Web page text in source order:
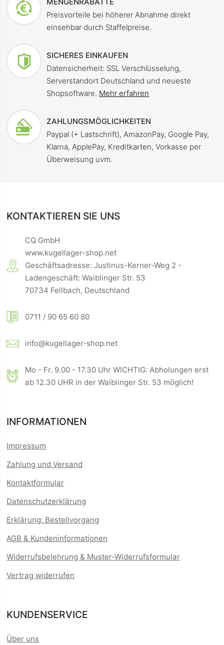
Preisvorteile bei höherer Abnahme direkt
einsehbar durch Staffelpreise.
SICHERES EINKAUFEN
Datensicherheit: SSL Verschlüsselung,
Serverstandort Deutschland und neueste
Shopsoftware. Mehr erfahren
ZAHLUNGSMÖGLICHKEITEN
Paypal (+ Lastschrift), AmazonPay, Google Pay,
Klarna, ApplePay, Kreditkarten, Vorkasse per
Überweisung uvm.
KONTAKTIEREN SIE UNS
CQ GmbH
www.kugellager-shop.net
Geschäftsadresse: Justinus-Kerner-Weg 2 -
Ladengeschäft: Waiblinger Str. 53
70734 Fellbach, Deutschland
0711 / 90 65 60 80
info@kugellager-shop.net
Mo - Fr. 9.00 - 17.30 Uhr WICHTIG: Abholungen erst
ab 12.30 UHR in der Waiblinger Str. 53 möglich!
INFORMATIONEN
Impressum
Zahlung und Versand
Kontaktformular
Datenschutzerklärung
Erklärung: Bestellvorgang
AGB & Kundeninformationen
Widerrufsbelehrung & Muster-Widerrufsformular
Vertrag widerrufen
KUNDENSERVICE
Über uns